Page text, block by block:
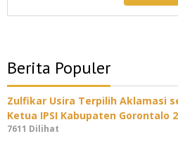
Berita Populer
Zulfikar Usira Terpilih Aklamasi
Ketua IPSI Kabupaten Gorontalo
7611 Dilihat